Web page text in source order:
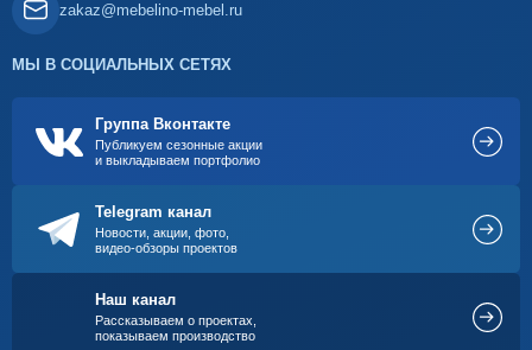
zakaz@mebelino-mebel.ru
МЫ В СОЦИАЛЬНЫХ СЕТЯХ
Группа Вконтакте
Публикуем сезонные акции
и выкладываем портфолио
Telegram канал
Новости, акции, фото,
видео-обзоры проектов
Наш канал
Рассказываем о проектах,
показываем производство